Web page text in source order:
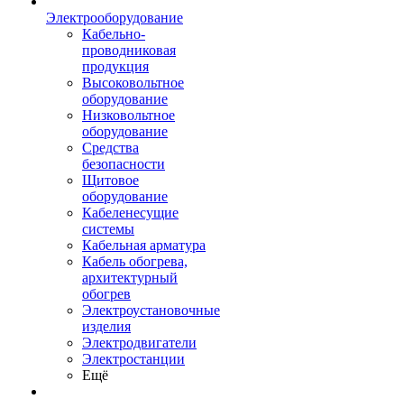
Электрооборудование
Кабельно-
проводниковая
продукция
Высоковольтное
оборудование
Низковольтное
оборудование
Средства
безопасности
Щитовое
оборудование
Кабеленесущие
системы
Кабельная арматура
Кабель обогрева,
архитектурный
обогрев
Электроустановочные
изделия
Электродвигатели
Электростанции
Ещё